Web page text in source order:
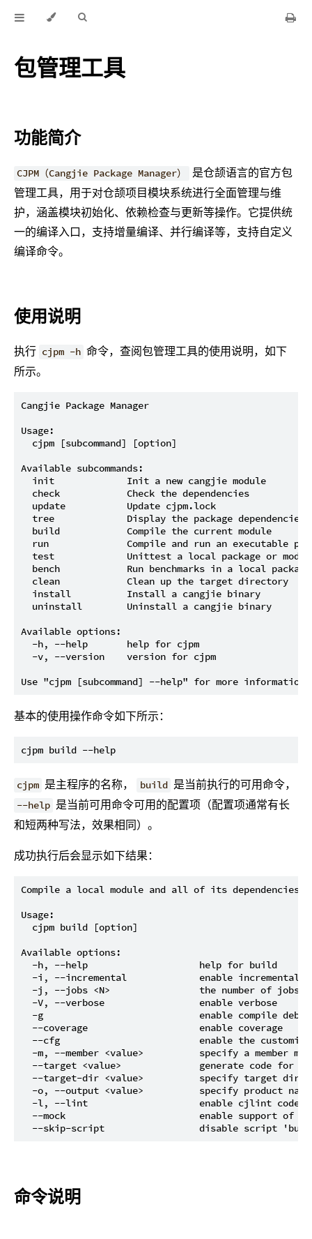
包管理工具
功能简介
CJPM（Cangjie Package Manager）
是仓颉语言的官方包
管理工具，用于对仓颉项目模块系统进行全面管理与维
护，涵盖模块初始化、依赖检查与更新等操作。它提供统
一的编译入口，支持增量编译、并行编译等，支持自定义
编译命令。
使用说明
执行 cjpm -h 命令，查阅包管理工具的使用说明，如下
所示。
Cangjie Package Manager
Usage:
  cjpm [subcommand] [option]
Available subcommands:
  init             Init a new cangjie module
  check            Check the dependencies
  update           Update cjpm.lock
tree             Display the package dependencies
  build            Compile the current module
run              Compile and run an executable
test             Unittest a local package or
bench            Run benchmarks in a local
  clean            Clean up the target directory
  install          Install a cangjie binary
  uninstall        Uninstall a cangjie binary
Available options:
  -h, --help       help for cjpm
  -v, --version    version for cjpm
基本的使用操作命令如下所示：
cjpm 是主程序的名称， build 是当前执行的可用命令，
--help 是当前可用命令可用的配置项（配置项通常有长
和短两种写法，效果相同）。
成功执行后会显示如下结果：
Compile a local module and all of its dependencies.
Usage:
  cjpm build [option]
Available options:
  -h, --help                    help for build
-i, --incremental             enable incremental
-j, --jobs <N>                the number of jobs
  -V, --verbose                 enable verbose
-g                            enable compile
  --coverage                    enable coverage
--cfg                         enable the
-m, --member <value>          specify a member
--target <value>              generate code for
--target-dir <value>          specify target
-o, --output <value>          specify product
-l, --lint                    enable cjlint code
--mock                        enable support of
命令说明